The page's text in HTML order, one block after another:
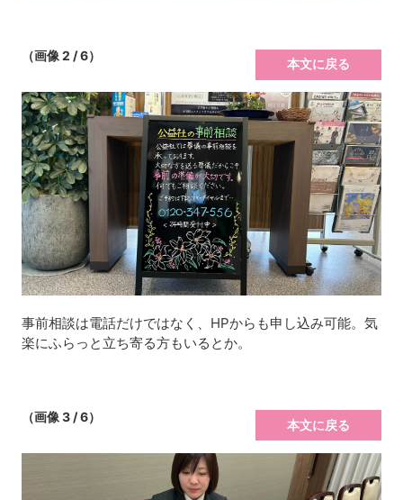
（画像 2 / 6）
本文に戻る
事前相談は電話だけではなく、HPからも申し込み可能。気
楽にふらっと立ち寄る方もいるとか。
（画像 3 / 6）
本文に戻る